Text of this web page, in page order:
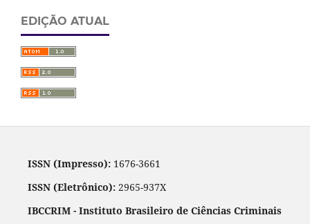
EDIÇÃO ATUAL
ISSN (Impresso):1676-3661
ISSN (Eletrônico):2965-937X
IBCCRIM - Instituto Brasileiro de Ciências Criminais